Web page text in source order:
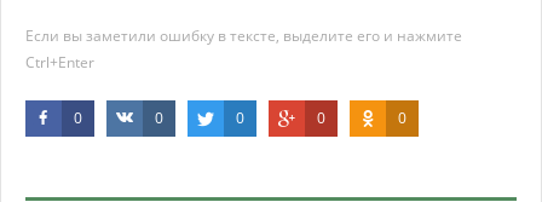
Если вы заметили ошибку в тексте, выделите его и нажмите
Ctrl+Enter
0 0 0 0 0